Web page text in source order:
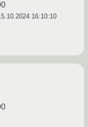
16:10:10